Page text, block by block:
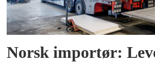
Norsk importør: